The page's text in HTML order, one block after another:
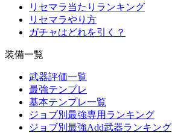
リセマラ当たりランキング
リセマラやり方
ガチャはどれを引く？
装備一覧
武器評価一覧
最強テンプレ
基本テンプレ一覧
ジョブ別最強専用ランキング
ジョブ別最強Add武器ランキング